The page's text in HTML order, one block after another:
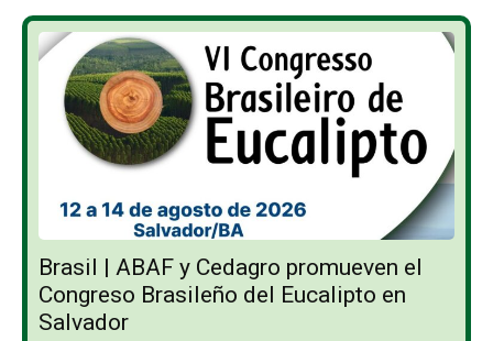
Brasil | ABAF y Cedagro promueven el
Congreso Brasileño del Eucalipto en
Salvador